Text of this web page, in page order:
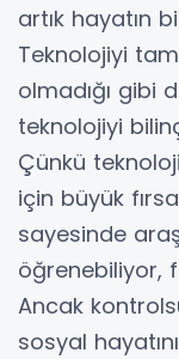
artık hayatın
Teknolojiyi
olmadığı gibi
teknolojiyi
Çünkü
için büyük
sayesinde
öğrenebiliyor,
Ancak
sosyal